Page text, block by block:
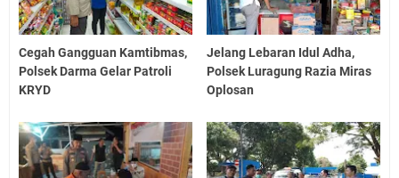
Cegah Gangguan Kamtibmas,
Polsek Darma Gelar Patroli
KRYD
Jelang Lebaran Idul Adha,
Polsek Luragung Razia Miras
Oplosan